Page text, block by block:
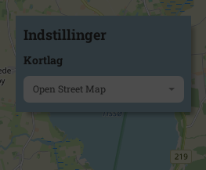
Indstillinger
Kortlag
Open Street Map